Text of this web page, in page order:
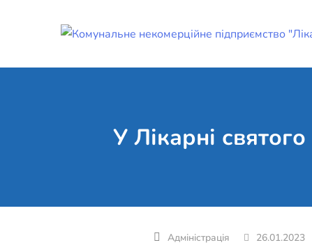
У Лікарні
26.01.2023